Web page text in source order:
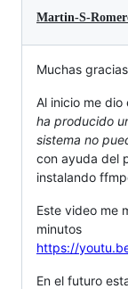
Martin-S-
Muchas
Al inicio me
ha producido
sistema no
con ayuda del
instalando
Este video me
minutos
https://
En el futuro